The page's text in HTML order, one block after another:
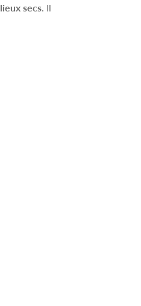
lieux secs. Il